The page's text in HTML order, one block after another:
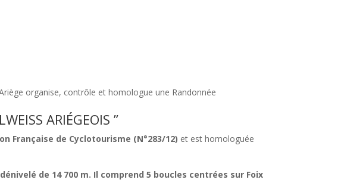
organise, contrôle et homologue une Randonnée
ARIÉGEOIS ”
Française de Cyclotourisme (N°283/12) et est homologuée
de 14 700 m. Il comprend 5 boucles centrées sur Foix